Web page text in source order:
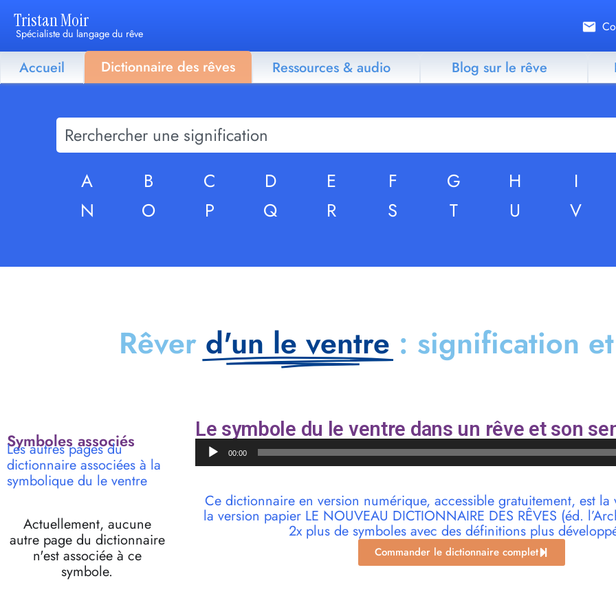
Tristan Moir
Spécialiste du langage du rêve
Accueil Dictionnaire des rêves Ressources & audio Blog sur le rêve
A B C D E F G H I
N
O P Q R S T U V
Rêver d'un le ventre : signification
Symboles associés
Les autres pages du
dictionnaire associées à la
symbolique du le ventre
Actuellement, aucune
autre page du dictionnaire
n'est associée à ce
symbole.
Le symbole du le ventre dans un rêve et son
Lecteur
audio00:00
Ce dictionnaire en version numérique, accessible gratuitement, est
la version papier LE NOUVEAU DICTIONNAIRE DES RÊVES (éd.
2x plus de symboles avec des définitions plus
Commander le dictionnaire complet